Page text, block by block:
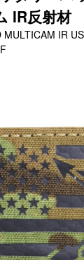
IR反射材
IR